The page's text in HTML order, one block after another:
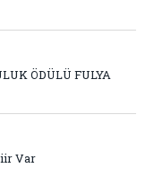
ÖDÜLÜ FULYA
Var